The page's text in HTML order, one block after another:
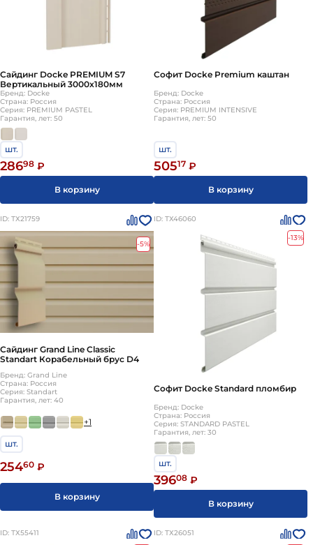
Сайдинг Docke PREMIUM S7
Вертикальный 3000х180мм
Бренд: Docke
Страна: Россия
Серия: PREMIUM PASTEL
Гарантия, лет: 50
шт.
28698 ₽
В корзину
Софит Docke Premium каштан
Бренд: Docke
Страна: Россия
Серия: PREMIUM INTENSIVE
Гарантия, лет: 50
шт.
50517 ₽
В корзину
ID: ТХ21759
-5%
Сайдинг Grand Line Classic
Standart Корабельный брус D4
Бренд: Grand Line
Страна: Россия
Серия: Standart
Гарантия, лет: 40
+1
шт.
25460 ₽
В корзину
ID: ТХ46060
-13%
Софит Docke Standard пломбир
Бренд: Docke
Страна: Россия
Серия: STANDARD PASTEL
Гарантия, лет: 30
шт.
39608 ₽
В корзину
ID: ТХ55411 ID: ТХ26051